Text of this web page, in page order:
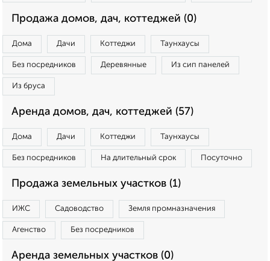
Продажа домов, дач, коттеджей (0)
Дома Дачи Коттеджи Таунхаусы
Без посредников Деревянные Из сип панелей
Из бруса
Аренда домов, дач, коттеджей (57)
Дома Дачи Коттеджи Таунхаусы
Без посредников На длительный срок Посуточно
Продажа земельных участков (1)
ИЖС Садоводство Земля промназначения
Агенство Без посредников
Аренда земельных участков (0)